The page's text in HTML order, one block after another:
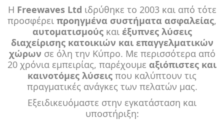
Η Freewaves Ltd ιδρύθηκε το 2003 και από τότε
προσφέρει προηγμένα συστήματα ασφαλείας,
αυτοματισμούςκαι έξυπνες λύσεις
διαχείρισης κατοικιών και επαγγελματικών
χώρων σε όλη την Κύπρο. Με περισσότερα από
20 χρόνια εμπειρίας, παρέχουμε αξιόπιστες και
καινοτόμες λύσεις που καλύπτουν τις
πραγματικές ανάγκες των πελατών μας.
Εξειδικευόμαστε στην εγκατάσταση και
υποστήριξη: